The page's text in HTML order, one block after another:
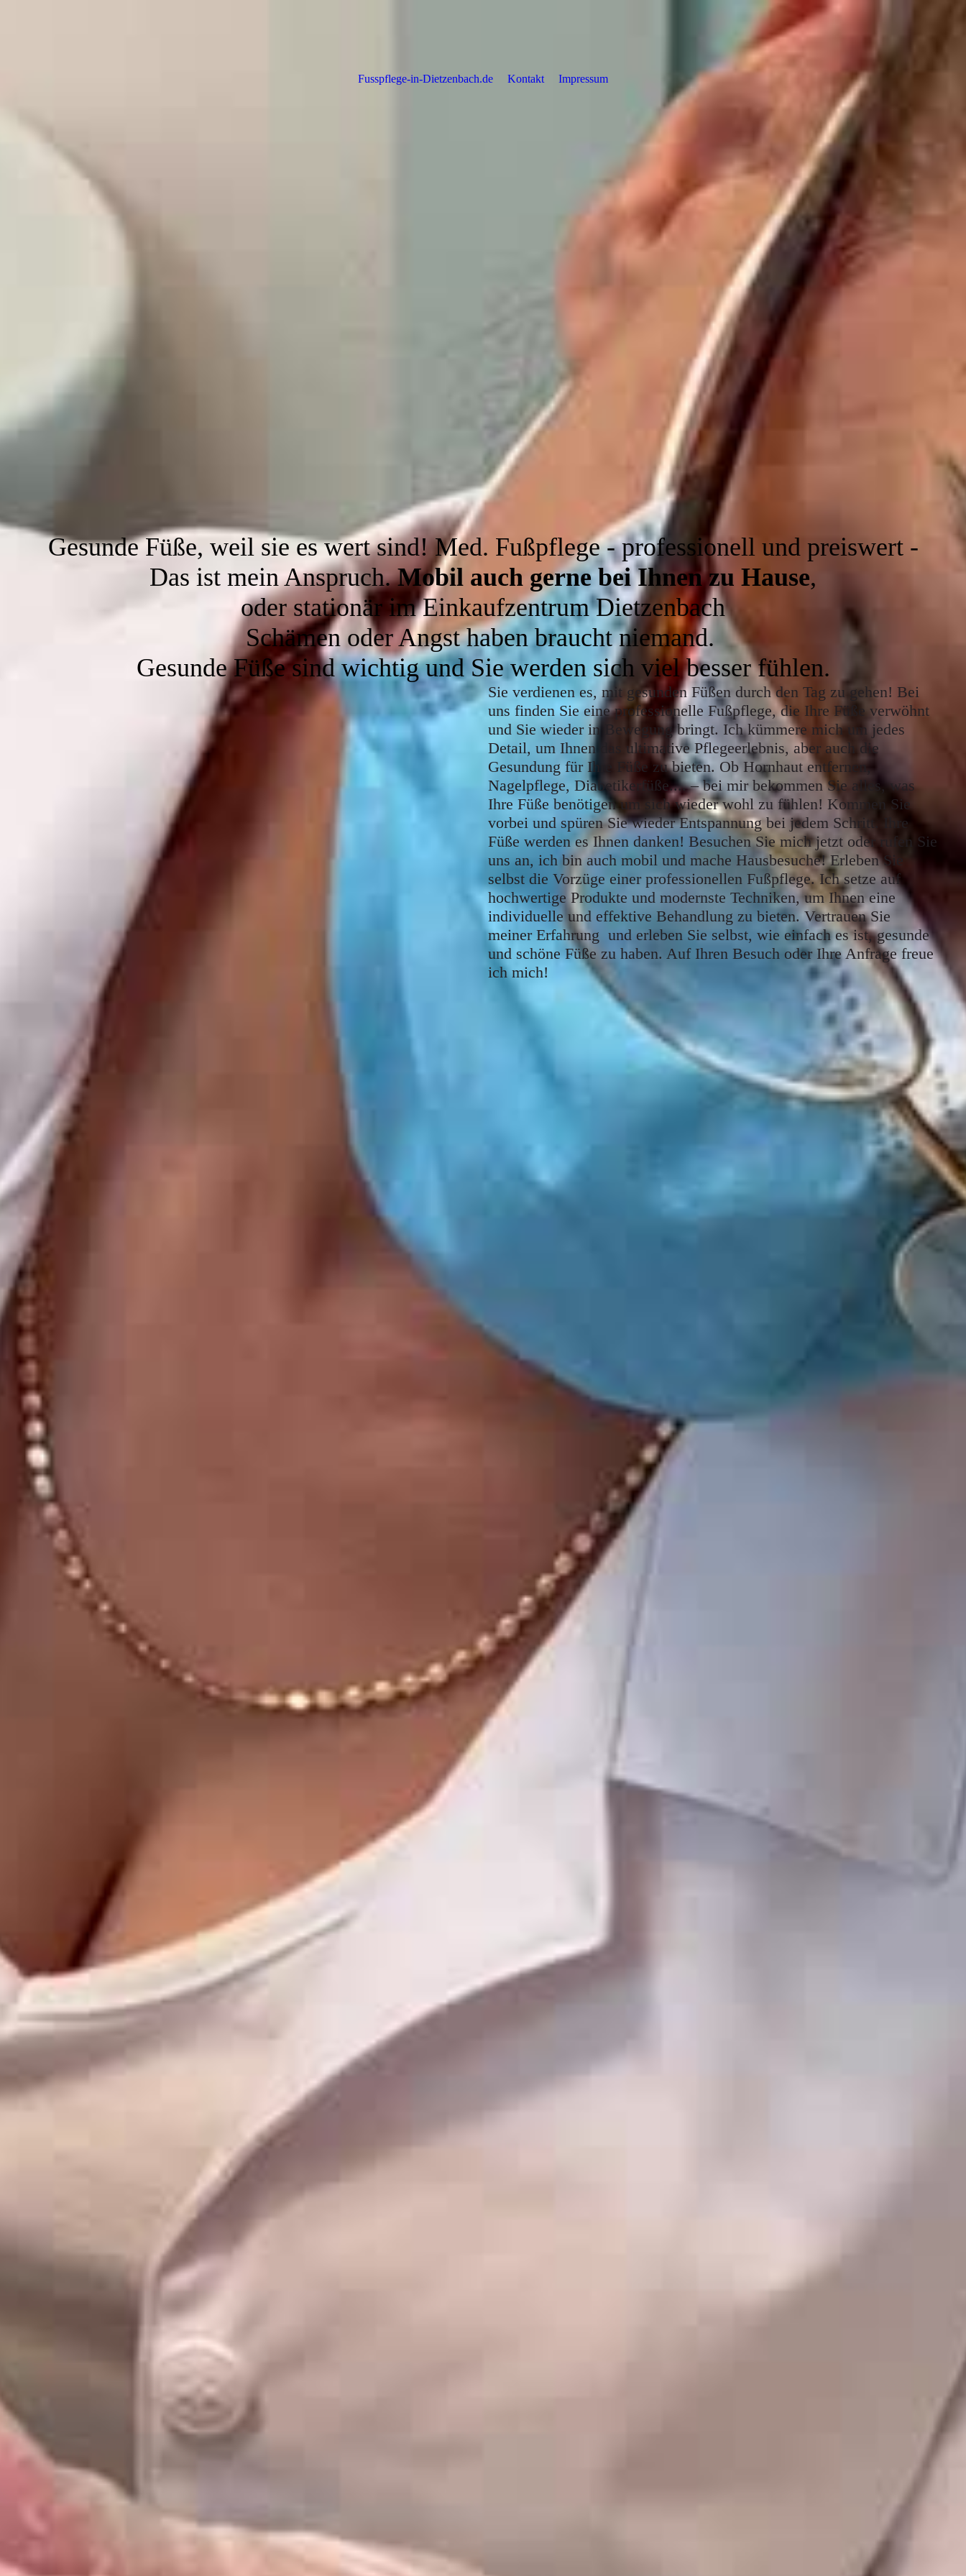
Fusspflege-in-Dietzenbach.de Kontakt Impressum
Gesunde Füße, weil sie es wert sind! Med. Fußpflege - professionell und preiswert -
Das ist mein Anspruch.Mobil auch gerne bei Ihnen zu Hause,
oder stationär im Einkaufzentrum Dietzenbach
Schämen oder Angst haben braucht niemand.
Gesunde Füße sind wichtig und Sie werden sich viel besser fühlen.
Sie verdienen es, mit gesunden Füßen durch den Tag zu gehen! Bei
uns finden Sie eine professionelle Fußpflege, die Ihre Füße verwöhnt
und Sie wieder in Bewegung bringt. Ich kümmere mich um jedes
Detail, um Ihnen das ultimative Pflegeerlebnis, aber auch die
Gesundung für Ihre Füße zu bieten. Ob Hornhaut entfernen,
Nagelpflege, Diabetikerfüße.... – bei mir bekommen Sie alles, was
Ihre Füße benötigen um sich wieder wohl zu fühlen! Kommen Sie
vorbei und spüren Sie wieder Entspannung bei jedem Schritt. Ihre
Füße werden es Ihnen danken! Besuchen Sie mich jetzt oder rufen Sie
uns an, ich bin auch mobil und mache Hausbesuche! Erleben Sie
selbst die Vorzüge einer professionellen Fußpflege. Ich setze auf
hochwertige Produkte und modernste Techniken, um Ihnen eine
individuelle und effektive Behandlung zu bieten. Vertrauen Sie
meiner Erfahrung und erleben Sie selbst, wie einfach es ist, gesunde
und schöne Füße zu haben. Auf Ihren Besuch oder Ihre Anfrage freue
ich mich!